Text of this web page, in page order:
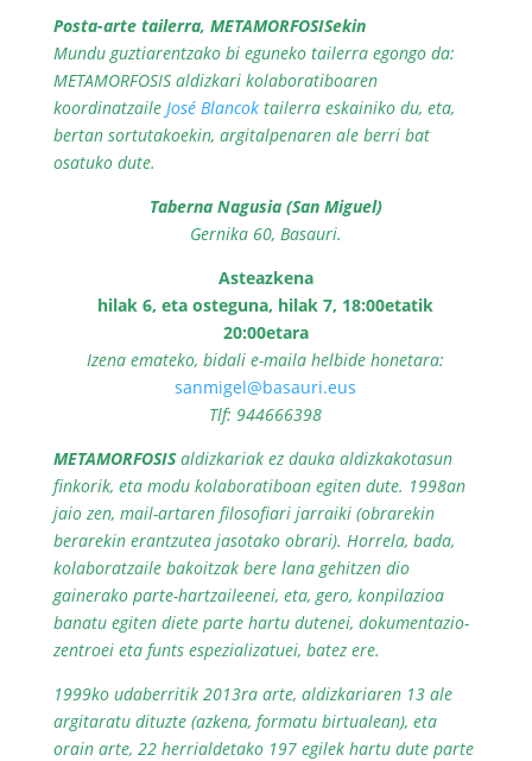
Posta-arte tailerra, METAMORFOSISekin
Mundu guztiarentzako bi eguneko tailerra egongo da:
METAMORFOSIS aldizkari kolaboratiboaren
koordinatzaile José Blancoktailerra eskainiko du, eta,
bertan sortutakoekin, argitalpenaren ale berri bat
osatuko dute.
Taberna Nagusia (San Miguel)
Gernika 60, Basauri.
Asteazkena
hilak 6, eta osteguna, hilak 7, 18:00etatik
20:00etara
Izena emateko, bidali e-maila helbide honetara:
sanmigel@basauri.eus
Tlf: 944666398
METAMORFOSISaldizkariak ez dauka aldizkakotasun
finkorik, eta modu kolaboratiboan egiten dute. 1998an
jaio zen, mail-artaren filosofiari jarraiki (obrarekin
berarekin erantzutea jasotako obrari). Horrela, bada,
kolaboratzaile bakoitzak bere lana gehitzen dio
gainerako parte-hartzaileenei, eta, gero, konpilazioa
banatu egiten diete parte hartu dutenei, dokumentazio-
zentroei eta funts espezializatuei, batez ere.
1999ko udaberritik 2013ra arte, aldizkariaren 13 ale
argitaratu dituzte (azkena, formatu birtualean), eta
orain arte, 22 herrialdetako 197 egilek hartu dute parte